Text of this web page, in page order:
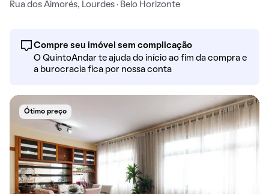
Rua dos Aimorés, Lourdes · Belo Horizonte
Compre seu imóvel sem complicação
O QuintoAndar te ajuda do início ao fim da compra e
a burocracia fica por nossa conta
Ótimo preço